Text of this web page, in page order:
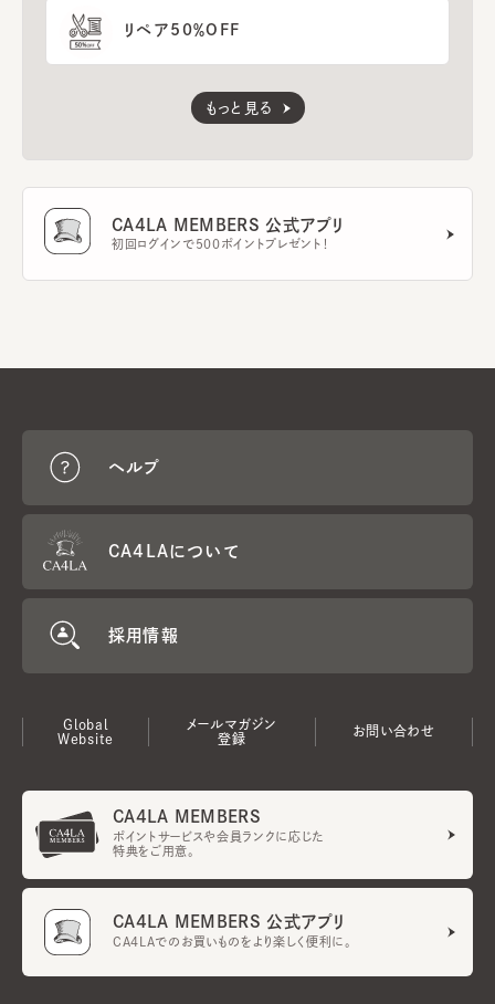
リペア50％OFF
もっと見る
CA4LA MEMBERS 公式アプリ
初回ログインで500ポイントプレゼント！
ヘルプ
CA4LAについて
採用情報
Global
Website
メールマガジン
登録
お問い合わせ
CA4LA MEMBERS
ポイントサービスや会員ランクに応じた
特典をご用意。
CA4LA MEMBERS 公式アプリ
CA4LAでのお買いものをより楽しく便利に。